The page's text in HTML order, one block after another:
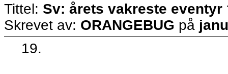
Tittel: Sv: årets vakreste eventyr
Skrevet av: ORANGEBUG på
19.